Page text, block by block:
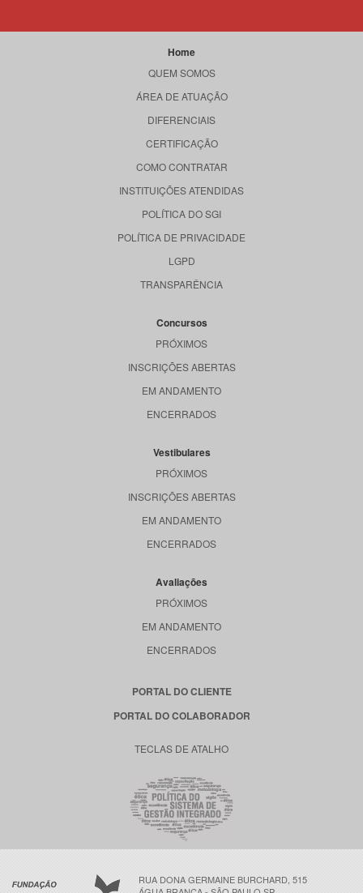
Home
QUEM SOMOS
ÁREA DE ATUAÇÃO
DIFERENCIAIS
CERTIFICAÇÃO
COMO CONTRATAR
INSTITUIÇÕES ATENDIDAS
POLÍTICA DO SGI
POLÍTICA DE PRIVACIDADE
LGPD
TRANSPARÊNCIA
Concursos
PRÓXIMOS
INSCRIÇÕES ABERTAS
EM ANDAMENTO
ENCERRADOS
Vestibulares
PRÓXIMOS
INSCRIÇÕES ABERTAS
EM ANDAMENTO
ENCERRADOS
Avaliações
PRÓXIMOS
EM ANDAMENTO
ENCERRADOS
PORTAL DO CLIENTE
PORTAL DO COLABORADOR
TECLAS DE ATALHO
RUA DONA GERMAINE BURCHARD, 515